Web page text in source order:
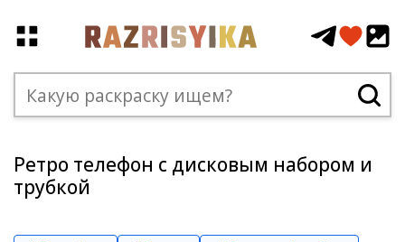
Ретро телефон с дисковым набором и
трубкой